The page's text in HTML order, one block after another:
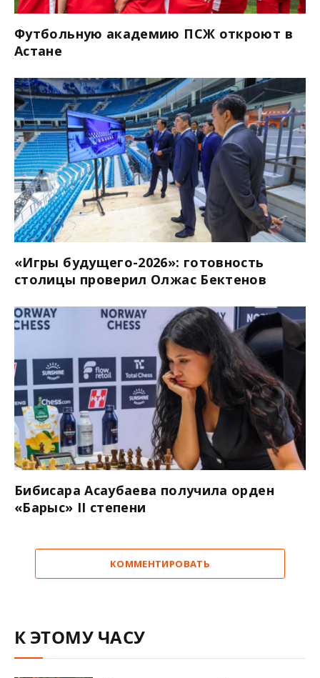
Футбольную академию ПСЖ откроют в
Астане
«Игры будущего-2026»: готовность
столицы проверил Олжас Бектенов
Бибисара Асаубаева получила орден
«Барыс» II степени
КОММЕНТИРОВАТЬ
К ЭТОМУ ЧАСУ